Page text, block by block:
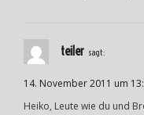
teiler sagt:
14. November 2011 um
Heiko, Leute wie du und